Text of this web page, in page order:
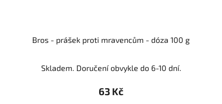
Bros - prášek proti mravencům - dóza 100 g
Skladem. Doručení obvykle do 6-10 dní.
63 Kč